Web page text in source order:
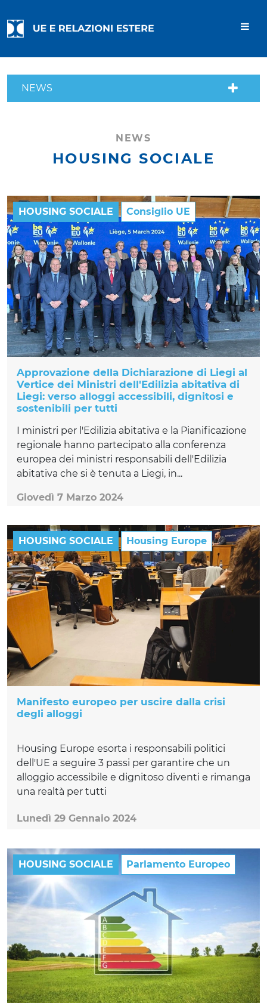
NEWS
NEWS
HOUSING SOCIALE
HOUSING SOCIALE Consiglio UE
Approvazione della Dichiarazione di Liegi al
Vertice dei Ministri dell'Edilizia abitativa di
Liegi: verso alloggi accessibili, dignitosi e
sostenibili per tutti
I ministri per l'Edilizia abitativa e la Pianificazione
regionale hanno partecipato alla conferenza
europea dei ministri responsabili dell'Edilizia
abitativa che si è tenuta a Liegi, in...
Giovedì 7 Marzo 2024
HOUSING SOCIALE Housing Europe
Manifesto europeo per uscire dalla crisi
degli alloggi
Housing Europe esorta i responsabili politici
dell'UE a seguire 3 passi per garantire che un
alloggio accessibile e dignitoso diventi e rimanga
una realtà per tutti
Lunedì 29 Gennaio 2024
HOUSING SOCIALE Parlamento Europeo